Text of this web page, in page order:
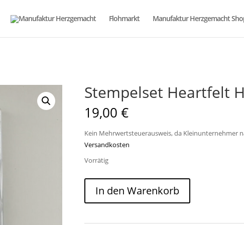
Flohmarkt Manufaktur Herzgemacht
Stempelset Heartfelt
19,00 €
Kein Mehrwertsteuerausweis, da Kleinunternehmer
Versandkosten
Vorrätig
Heartfelt
Hellos
In den Warenkorb